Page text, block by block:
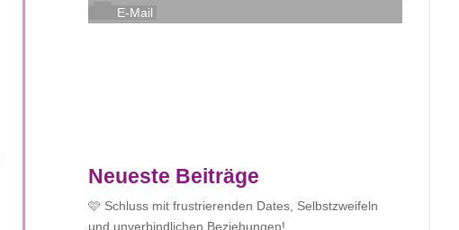
E-Mail
Neueste Beiträge
🩷 Schluss mit frustrierenden Dates, Selbstzweifeln
und unverbindlichen Beziehungen!